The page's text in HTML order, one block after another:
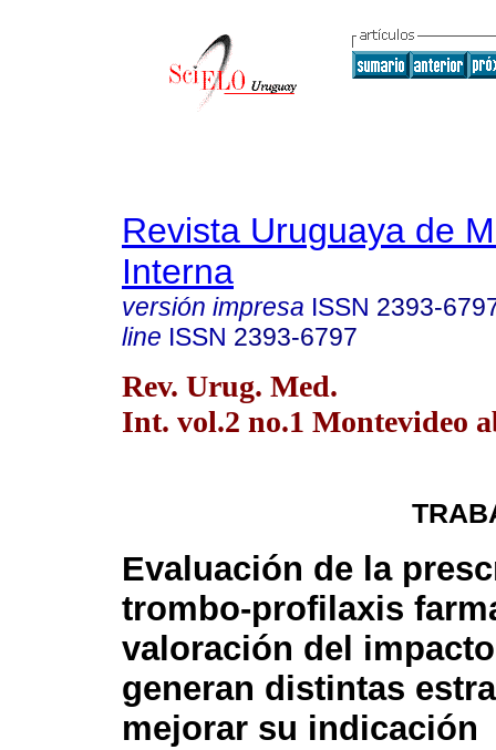
Revista Uruguaya de
Interna
versión impresa ISSN 2393-
line ISSN 2393-6797
Rev. Urug. Med.
Int. vol.2 no.1 Montevideo
Evaluación de la
trombo-profilaxis
valoración del
generan distintas
mejorar su indicación